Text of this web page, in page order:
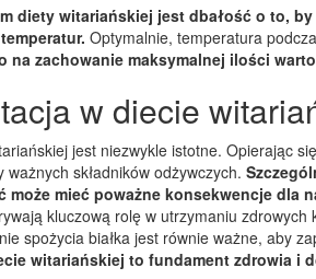
diety witariańskiej jest dbałość o to,
Optymalnie, temperatura
na zachowanie maksymalnej ilości
w diecie
jest niezwykle istotne. Opierając
składników odżywczych.
może mieć poważne konsekwencje dla
kluczową rolę w utrzymaniu
spożycia białka jest równie ważne, aby
witariańskiej to fundament zdrowia i